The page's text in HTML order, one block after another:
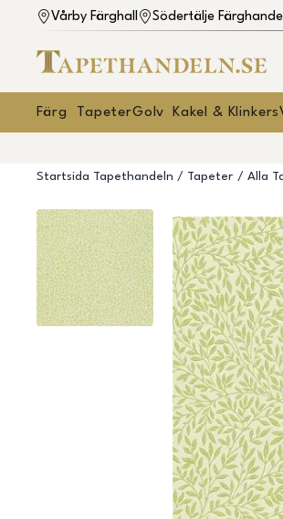
Vårby Färghall Södertälje
Färg TapeterGolv Kakel & Klinkers
Startsida Tapethandeln Tapeter Alla